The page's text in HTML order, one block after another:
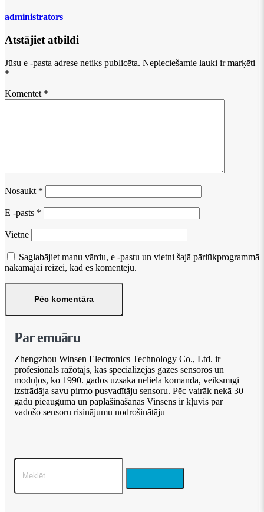
administrators
Atstājiet atbildi
Jūsu e -pasta adrese netiks publicēta. Nepieciešamie lauki ir marķēti
*
Komentēt *
Nosaukt *
E -pasts *
Vietne
Saglabājiet manu vārdu, e -pastu un vietni šajā pārlūkprogrammā
nākamajai reizei, kad es komentēju.
Par emuāru
Zhengzhou Winsen Electronics Technology Co., Ltd. ir
profesionāls ražotājs, kas specializējas gāzes sensoros un
moduļos, ko 1990. gados uzsāka neliela komanda, veiksmīgi
izstrādāja savu pirmo pusvadītāju sensoru. Pēc vairāk nekā 30
gadu pieauguma un paplašināšanās Vinsens ir kļuvis par
vadošo sensoru risinājumu nodrošinātāju